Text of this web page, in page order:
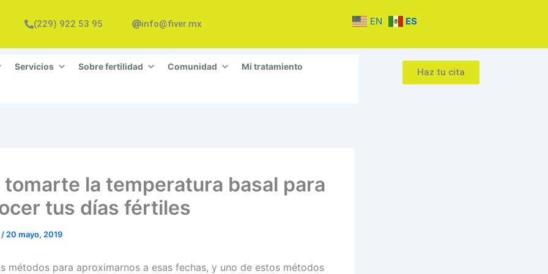
(229) 922 53 95 info@fiver.mx EN ES
Servicios Sobre fertilidad Comunidad Mi tratamiento
Haz tu cita
tomarte la temperatura basal para
tus días fértiles
/ 20 mayo, 2019
métodos para aproximarnos a esas fechas, y uno de estos métodos